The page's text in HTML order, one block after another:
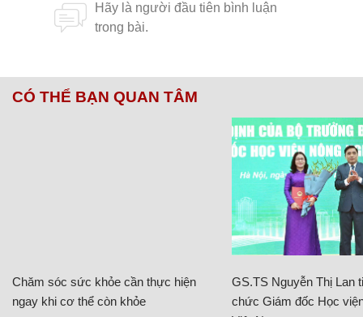
CÓ THỂ BẠN QUAN TÂM
Chăm sóc sức khỏe cần thực hiện
ngay khi cơ thể còn khỏe
GS.TS Nguyễn Thị Lan
chức Giám đốc Học